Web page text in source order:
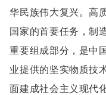
华民族伟大复兴。高
国家的首要任务，制
重要组成部分，是中
业提供的坚实物质技
面建成社会主义现代